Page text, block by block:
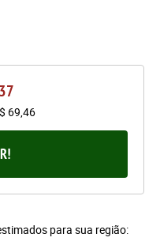
69,46
para sua região: